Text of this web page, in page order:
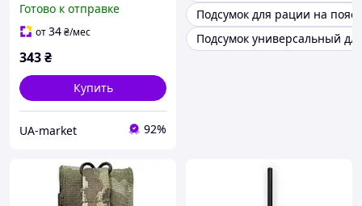
вес 70 г размер
13.5х8.5х3.5 см
Готово к отправке
от34₴/мес
343₴
Купить
UA-market 92%
Подсумок для рации на пояс
Подсумок универсальный